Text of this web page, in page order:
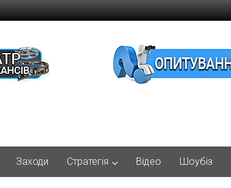
Заходи Стратегія Відео Шоубіз